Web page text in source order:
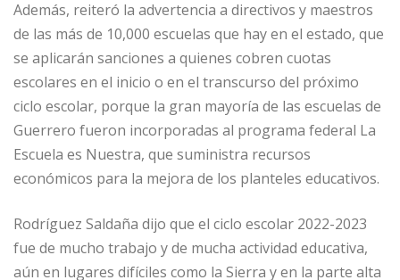
Además, reiteró la advertencia a directivos y maestros
de las más de 10,000 escuelas que hay en el estado, que
se aplicarán sanciones a quienes cobren cuotas
escolares en el inicio o en el transcurso del próximo
ciclo escolar, porque la gran mayoría de las escuelas de
Guerrero fueron incorporadas al programa federal La
Escuela es Nuestra, que suministra recursos
económicos para la mejora de los planteles educativos.
Rodríguez Saldaña dijo que el ciclo escolar 2022-2023
fue de mucho trabajo y de mucha actividad educativa,
aún en lugares difíciles como la Sierra y en la parte alta